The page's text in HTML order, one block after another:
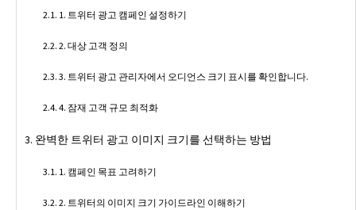
1. 트위터 광고 캠페인 설정하기
2. 대상 고객 정의
3. 트위터 광고 관리자에서 오디언스 크기 표시를 확인합니다.
4. 잠재 고객 규모 최적화
완벽한 트위터 광고 이미지 크기를 선택하는 방법
1. 캠페인 목표 고려하기
2. 트위터의 이미지 크기 가이드라인 이해하기